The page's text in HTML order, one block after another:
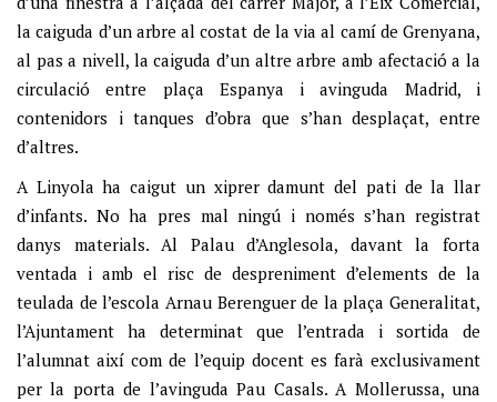
la caiguda d’un arbre al costat de la via al camí de Grenyana,
al pas a nivell, la caiguda d’un altre arbre amb afectació a la
circulació entre plaça Espanya i avinguda Madrid, i
contenidors i tanques d’obra que s’han desplaçat, entre
d’altres.
A Linyola ha caigut un xiprer damunt del pati de la llar
d’infants. No ha pres mal ningú i només s’han registrat
danys materials. Al Palau d’Anglesola, davant la forta
ventada i amb el risc de despreniment d’elements de la
teulada de l’escola Arnau Berenguer de la plaça Generalitat,
l’Ajuntament ha determinat que l’entrada i sortida de
l’alumnat així com de l’equip docent es farà exclusivament
per la porta de l’avinguda Pau Casals. A Mollerussa, una